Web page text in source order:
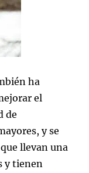
ha
el
de
y se
llevan una
y tienen